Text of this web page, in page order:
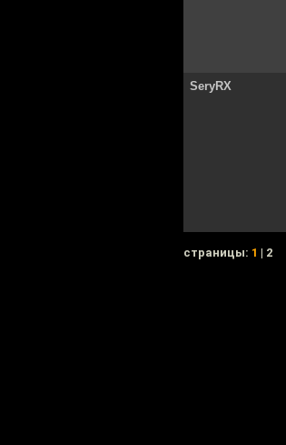
SeryRX
cтраницы: 1 | 2